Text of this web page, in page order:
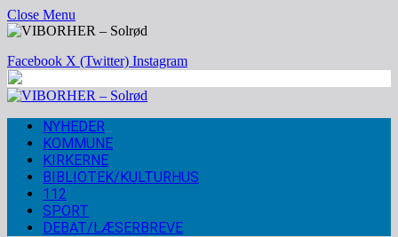
Close Menu
Facebook X (Twitter) Instagram
NYHEDER
KOMMUNE
KIRKERNE
BIBLIOTEK/KULTURHUS
112
SPORT
DEBAT/LÆSERBREVE